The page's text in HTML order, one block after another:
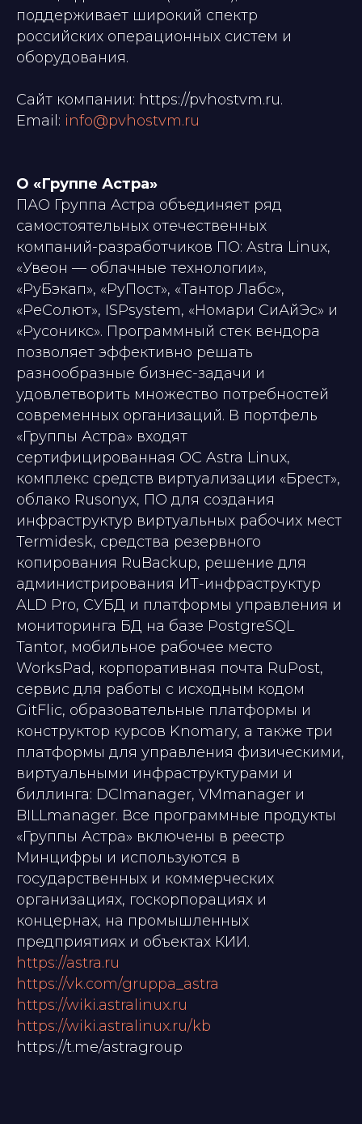
поддерживает широкий спектр
российских операционных систем и
оборудования.
Сайт компании: https://pvhostvm.ru.
Email: info@pvhostvm.ru
О «Группе Астра»
ПАО Группа Астра объединяет ряд
самостоятельных отечественных
компаний-разработчиков ПО: Astra Linux,
«Увеон — облачные технологии»,
«РуБэкап», «РуПост», «Тантор Лабс»,
«РеСолют», ISPsystem, «Номари СиАйЭс» и
«Русоникс». Программный стек вендора
позволяет эффективно решать
разнообразные бизнес-задачи и
удовлетворить множество потребностей
современных организаций. В портфель
«Группы Астра» входят
сертифицированная ОС Astra Linux,
комплекс средств виртуализации «Брест»,
облако Rusonyx, ПО для создания
инфраструктур виртуальных рабочих мест
Termidesk, средства резервного
копирования RuBackup, решение для
администрирования ИТ-инфраструктур
ALD Pro, СУБД и платформы управления и
мониторинга БД на базе PostgreSQL
Tantor, мобильное рабочее место
WorksPad, корпоративная почта RuPost,
сервис для работы с исходным кодом
GitFlic, образовательные платформы и
конструктор курсов Knomary, а также три
платформы для управления физическими,
виртуальными инфраструктурами и
биллинга: DCImanager, VMmanager и
BILLmanager. Все программные продукты
«Группы Астра» включены в реестр
Минцифры и используются в
государственных и коммерческих
организациях, госкорпорациях и
концернах, на промышленных
предприятиях и объектах КИИ.
https://astra.ru
https://vk.com/gruppa_astra
https://wiki.astralinux.ru
https://wiki.astralinux.ru/kb
https://t.me/astragroup